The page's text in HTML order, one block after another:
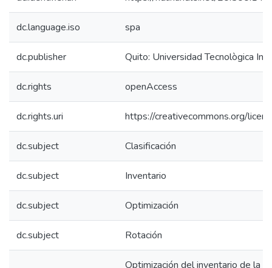
dc.language.iso spa
dc.publisher Quito: Universidad Tecnològica
dc.rights openAccess
dc.rights.uri https://creativecommons.org/
dc.subject Clasificación
dc.subject Inventario
dc.subject Optimización
dc.subject Rotación
Optimización del inventario de la